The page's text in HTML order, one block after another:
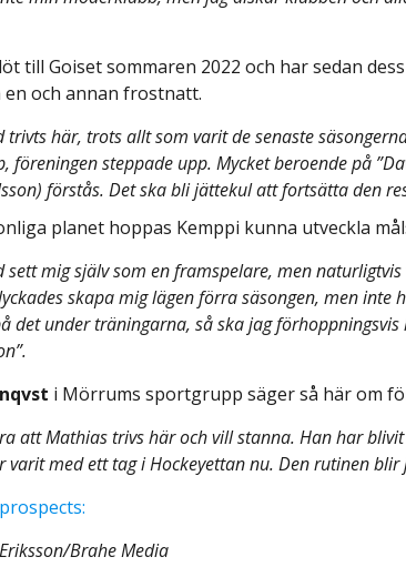
till Goiset sommaren 2022 och har sedan
och annan frostnatt.
trivts här, trots allt som varit de senaste
föreningen steppade upp. Mycket beroende på
förstås. Det ska bli jättekul att fortsätta den
planet hoppas Kemppi kunna utveckla
sett mig själv som en framspelare, men
skapa mig lägen förra säsongen, men inte
det under träningarna, så ska jag
i Mörrums sportgrupp säger så här om
att Mathias trivs här och vill stanna. Han har
varit med ett tag i Hockeyettan nu. Den rutinen blir
Brahe Media